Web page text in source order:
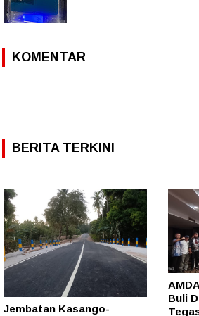
KOMENTAR
BERITA TERKINI
Jembatan Kasango-
Buli